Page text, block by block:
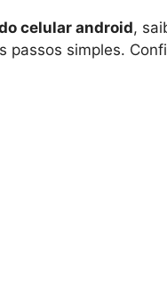
celular android,
passos simples.